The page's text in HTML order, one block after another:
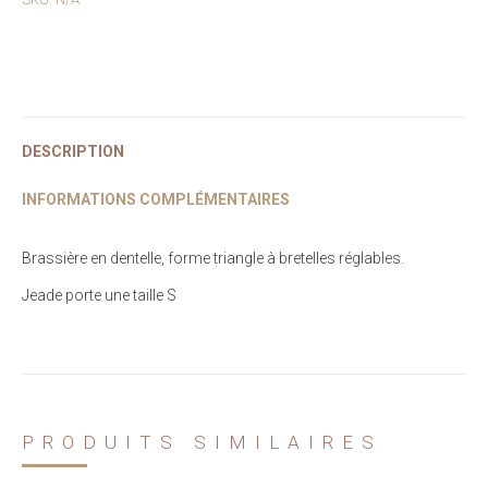
DESCRIPTION
INFORMATIONS COMPLÉMENTAIRES
Brassière en dentelle, forme triangle à bretelles réglables.
Jeade porte une taille S
PRODUITS SIMILAIRES